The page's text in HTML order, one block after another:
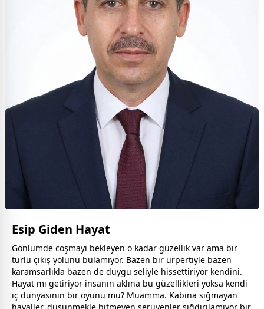
Esip Giden Hayat
Gönlümde coşmayı bekleyen o kadar güzellik var ama bir
türlü çıkış yolunu bulamıyor. Bazen bir ürpertiyle bazen
karamsarlıkla bazen de duygu seliyle hissettiriyor kendini.
Hayat mı getiriyor insanın aklına bu güzellikleri yoksa kendi
iç dünyasının bir oyunu mu? Muamma. Kabına sığmayan